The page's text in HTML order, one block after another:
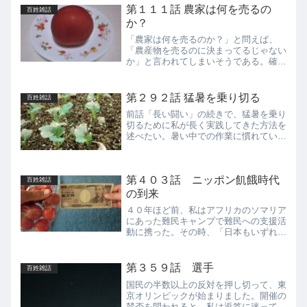
百姓雑話
第１１１話 農家は何を売るの
か？
「農家は何を売るのか？」と問えば、
「農産物を売るのに決まってるじゃない
か」と言われてしまいそうである。確か
とどまるようであれば、何か物足りなさ
を感じてしまうのは私だけだろ...
百姓雑話 第２９２話 猛暑を乗り切る
前話「長い闘い」の続きで、猛暑を乗り
切るために私が長く実践してきた方法を
述べたい。暑い中での作業に慣れていな
始めた。その１年目の夏、...
百姓雑話
第４０３話 ニッポン飢餓時代
の到来
４０年ほど前、私はアフリカのソマリア
にあった難民キャンプで難民への支援活
動に携った。その時、「日本もいずれ満
バブル経済に浮かれていたが、いずれバ
ブルがはじけ経済力が衰退...
百姓雑話 第３５９話 選手
国民の半数以上の反対を押し切って、東
京オリンピックが始まりました。開催の